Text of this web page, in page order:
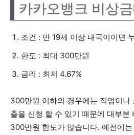
카카오뱅크 비상
조건 : 만 19세 이상 내국이이면
한도 : 최대 300만원
금리 : 최저 4.67%
300만원 이하의 경우에는 직업이나
출을 신청 할 수 있기 때문에 대부분
300만원 한도가 많습니다. 예전에